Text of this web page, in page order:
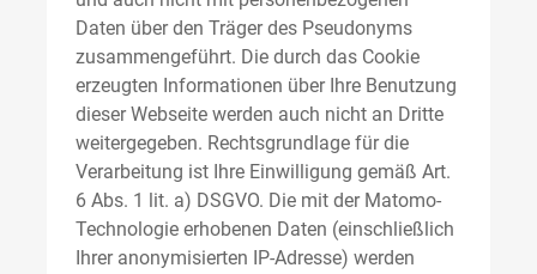
Daten über den Träger des Pseudonyms
zusammengeführt. Die durch das Cookie
erzeugten Informationen über Ihre Benutzung
dieser Webseite werden auch nicht an Dritte
weitergegeben. Rechtsgrundlage für die
Verarbeitung ist Ihre Einwilligung gemäß Art.
6 Abs. 1 lit. a) DSGVO. Die mit der Matomo-
Technologie erhobenen Daten (einschließlich
Ihrer anonymisierten IP-Adresse) werden